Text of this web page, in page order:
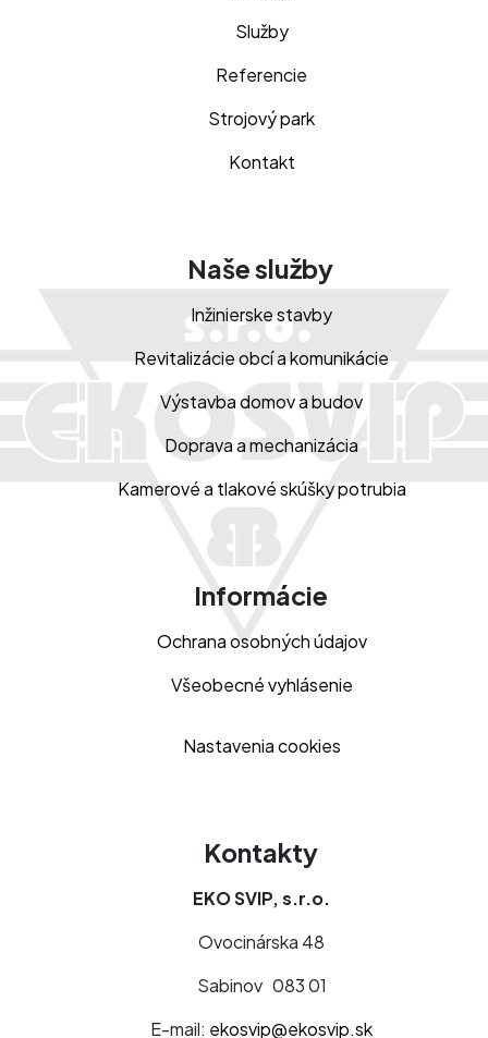
Služby
Referencie
Strojový park
Kontakt
Naše služby
Inžinierske stavby
Revitalizácie obcí a komunikácie
Výstavba domov a budov
Doprava a mechanizácia
Kamerové a tlakové skúšky potrubia
Informácie
Ochrana osobných údajov
Všeobecné vyhlásenie
Nastavenia cookies
Kontakty
EKO SVIP, s.r.o.
Ovocinárska 48
Sabinov 083 01
E-mail: ekosvip@ekosvip.sk